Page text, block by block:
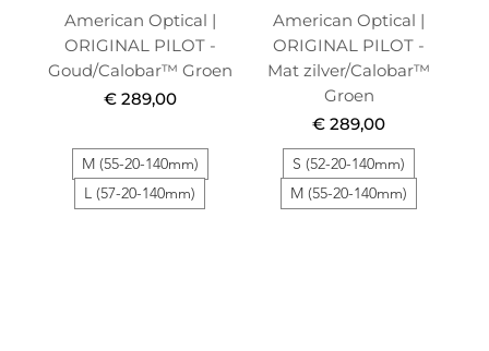
American Optical |
ORIGINAL PILOT -
Goud/Calobar™ Groen
Prijs
€ 289,00
M (55-20-140mm)
L (57-20-140mm)
American Optical |
ORIGINAL PILOT -
Mat zilver/Calobar™
Groen
Prijs
€ 289,00
S (52-20-140mm)
M (55-20-140mm)